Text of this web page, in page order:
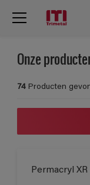
Onze
74 Producten
Permacryl